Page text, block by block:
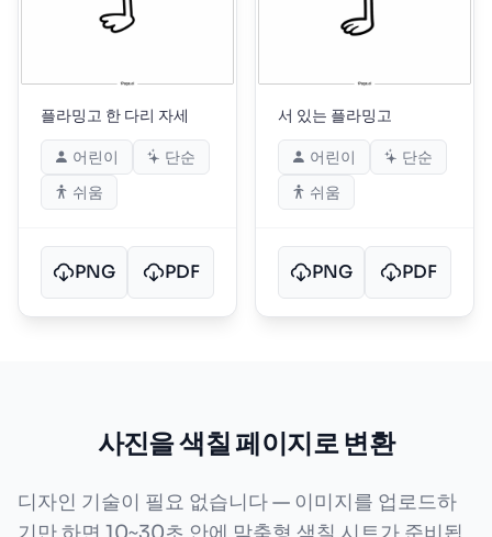
플라밍고 한 다리 자세
어린이
단순
쉬움
PNG PDF
서 있는 플라밍고
어린이
단순
쉬움
PNG PDF
사진을 색칠 페이지로 변환
디자인 기술이 필요 없습니다 — 이미지를 업로드하